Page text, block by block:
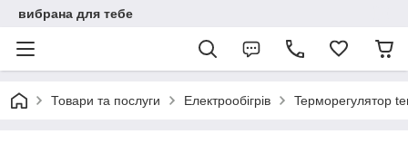
вибрана для тебе
Товари та послуги Електрообігрів Tepморегулятор